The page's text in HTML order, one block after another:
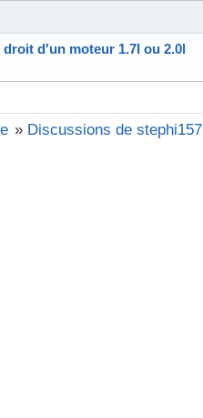
d'un moteur 1.7l ou 2.0l
» Discussions de stephi157